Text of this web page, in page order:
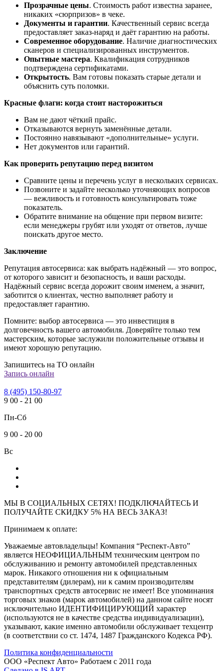
Прозрачные цены. Стоимость работ известна заранее,
никаких «сюрпризов» в чеке.
Документы и гарантии. Качественный сервис всегда
предоставляет заказ-наряд и даёт гарантию на работы.
Современное оборудование. Наличие диагностических
сканеров и специализированных инструментов.
Опытные мастера. Квалификация сотрудников
подтверждена сертификатами.
Открытость. Вам готовы показать старые детали и
объяснить суть поломки.
Красные флаги: когда стоит насторожиться
Вам не дают чёткий прайс.
Отказываются вернуть заменённые детали.
Постоянно навязывают «дополнительные» услуги.
Нет документов или гарантий.
Как проверить репутацию перед визитом
Сравните цены и перечень услуг в нескольких сервисах.
Позвоните и задайте несколько уточняющих вопросов
— вежливость и готовность консультировать тоже
показатель.
Обратите внимание на общение при первом визите:
если менеджеры грубят или уходят от ответов, лучше
поискать другое место.
Заключение
Репутация автосервиса: как выбрать надёжный — это вопрос,
от которого зависит и безопасность, и ваши расходы.
Надёжный сервис всегда дорожит своим именем, а значит,
заботится о клиентах, честно выполняет работу и
предоставляет гарантию.
Помните: выбор автосервиса — это инвестиция в
долговечность вашего автомобиля. Доверяйте только тем
мастерским, которые заслужили положительные отзывы и
имеют хорошую репутацию.
Запишитесь на ТО онлайн
Запись онлайн
8 (495) 150-80-97
9 00 - 21 00
Пн-Сб
9 00 - 20 00
Вс
МЫ В СОЦИАЛЬНЫХ СЕТЯХ! ПОДКЛЮЧАЙТЕСЬ И
ПОЛУЧАЙТЕ СКИДКУ 5% НА ВЕСЬ ЗАКАЗ!
Принимаем к оплате:
Уважаемые автовладельцы! Компания “Респект-Авто”
является НЕОФИЦИАЛЬНЫМ техническим центром по
обслуживанию и ремонту автомобилей представленных
марок. Никакого отношения ни к официальным
представителям (дилерам), ни к самим производителям
транспортных средств автосервис не имеет! Все упоминания
торговых знаков (марок автомобилей) на данном сайте носят
исключительно ИДЕНТИФИЦИРУЮЩИЙ характер
(используются не в качестве средства индивидуализации),
указывают, какие именно автомобили обслуживает техцентр
(в соответствии со ст. 1474, 1487 Гражданского Кодекса РФ).
Политика конфиденциальности
ООО «Респект Авто» Работаем с 2011 года